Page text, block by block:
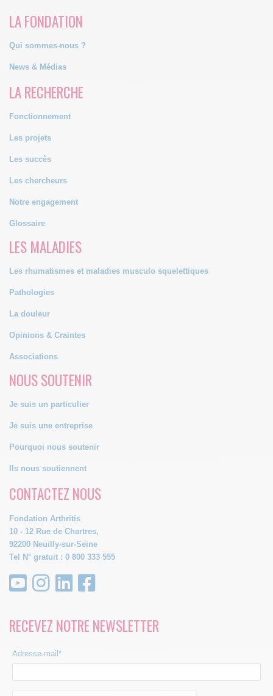
LA FONDATION
Qui sommes-nous ?
News & Médias
LA RECHERCHE
Fonctionnement
Les projets
Les succès
Les chercheurs
Notre engagement
Glossaire
LES MALADIES
Les rhumatismes et maladies musculo squelettiques
Pathologies
La douleur
Opinions & Craintes
Associations
NOUS SOUTENIR
Je suis un particulier
Je suis une entreprise
Pourquoi nous soutenir
Ils nous soutiennent
CONTACTEZ NOUS
Fondation Arthritis
10 - 12 Rue de Chartres,
92200 Neuilly-sur-Seine
Tel N° gratuit : 0 800 333 555
RECEVEZ NOTRE NEWSLETTER
Adresse-mail*